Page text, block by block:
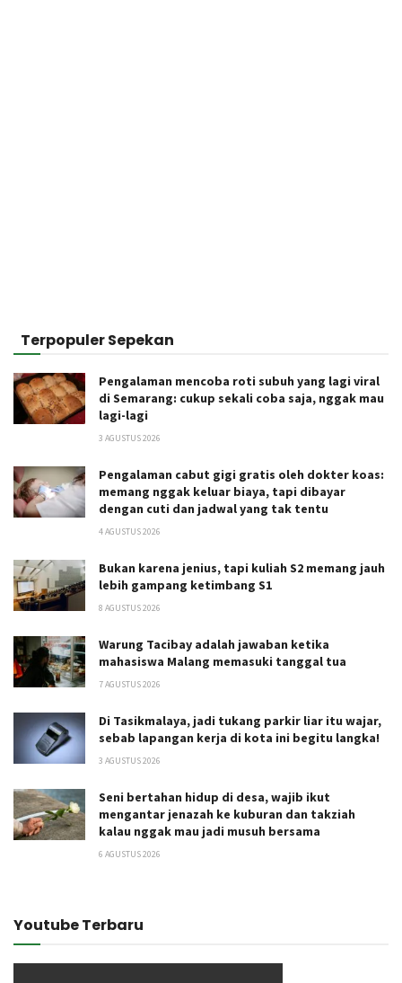
Terpopuler Sepekan
Pengalaman mencoba roti subuh yang lagi viral
di Semarang: cukup sekali coba saja, nggak mau
lagi-lagi
3 AGUSTUS 2026
Pengalaman cabut gigi gratis oleh dokter koas:
memang nggak keluar biaya, tapi dibayar
dengan cuti dan jadwal yang tak tentu
4 AGUSTUS 2026
Bukan karena jenius, tapi kuliah S2 memang jauh
lebih gampang ketimbang S1
8 AGUSTUS 2026
Warung Tacibay adalah jawaban ketika
mahasiswa Malang memasuki tanggal tua
7 AGUSTUS 2026
Di Tasikmalaya, jadi tukang parkir liar itu wajar,
sebab lapangan kerja di kota ini begitu langka!
3 AGUSTUS 2026
Seni bertahan hidup di desa, wajib ikut
mengantar jenazah ke kuburan dan takziah
kalau nggak mau jadi musuh bersama
6 AGUSTUS 2026
Youtube Terbaru